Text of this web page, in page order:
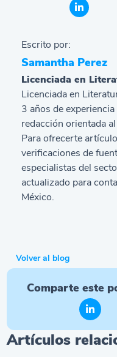
Escrito por:
Samantha Perez
Licenciada en
Licenciada en
3 años de
redacción orientada
Para ofrecerte
verificaciones de
especialistas del
actualizado para
México.
Volver al blog
Comparte este
Artículos